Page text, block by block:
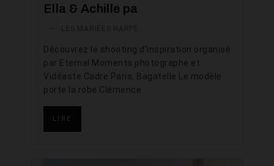
Ella & Achille pa
Découvrez le shooting d'inspiration organisé
par Eternal Moments photographe et
Vidéaste Cadre Paris, Bagatelle Le modèle
porte la robe Clémence
LIRE